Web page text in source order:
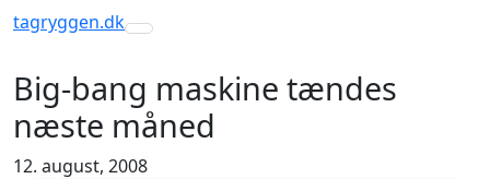
tagryggen.dk
Toggle navigation
Big-bang maskine tændes
næste måned
12. august, 2008